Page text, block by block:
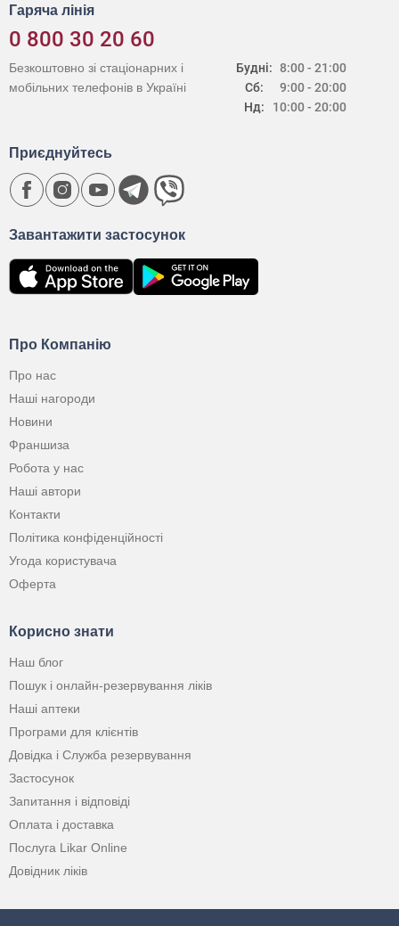
Гаряча лінія
0 800 30 20 60
Будні:
Сб:
Нд:
8:00 - 21:00
9:00 - 20:00
10:00 - 20:00
Безкоштовно зі стаціонарних і
мобільних телефонів в Україні
Про Компанію
Про нас
Наші нагороди
Новини
Франшиза
Робота у нас
Наші автори
Контакти
Політика конфіденційності
Угода користувача
Оферта
Корисно знати
Наш блог
Пошук і онлайн-резервування ліків
Наші аптеки
Програми для клієнтів
Довідка і Служба резервування
Застосунок
Запитання і відповіді
Оплата і доставка
Послуга Likar Online
Довідник ліків
Завантажити застосунок
Приєднуйтесь